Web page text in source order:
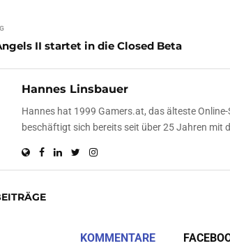
II startet in die Closed Beta
Hannes Linsbauer
Hannes hat 1999 Gamers.at, das älteste
beschäftigt sich bereits seit über 25 Jahren mit
KOMMENTARE